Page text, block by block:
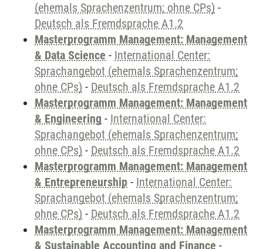
(ehemals Sprachenzentrum; ohne CPs) -
Deutsch als Fremdsprache A1.2
Masterprogramm Management: Management
& Data Science - International Center:
Sprachangebot (ehemals Sprachenzentrum;
ohne CPs) - Deutsch als Fremdsprache A1.2
Masterprogramm Management: Management
& Engineering - International Center:
Sprachangebot (ehemals Sprachenzentrum;
ohne CPs) - Deutsch als Fremdsprache A1.2
Masterprogramm Management: Management
& Entrepreneurship - International Center:
Sprachangebot (ehemals Sprachenzentrum;
ohne CPs) - Deutsch als Fremdsprache A1.2
Masterprogramm Management: Management
& Sustainable Accounting and Finance -